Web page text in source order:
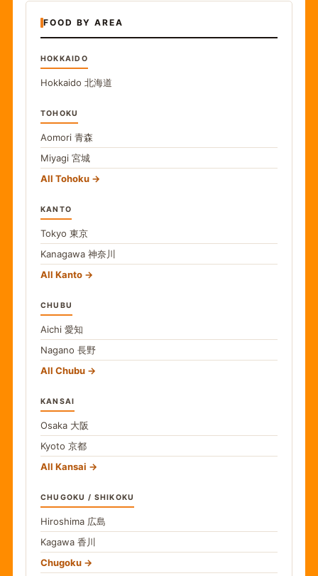
FOOD BY AREA
HOKKAIDO
Hokkaido 北海道
TOHOKU
Aomori 青森
Miyagi 宮城
All Tohoku
KANTO
Tokyo 東京
Kanagawa 神奈川
All Kanto
CHUBU
Aichi 愛知
Nagano 長野
All Chubu
KANSAI
Osaka 大阪
Kyoto 京都
All Kansai
CHUGOKU / SHIKOKU
Hiroshima 広島
Kagawa 香川
Chugoku